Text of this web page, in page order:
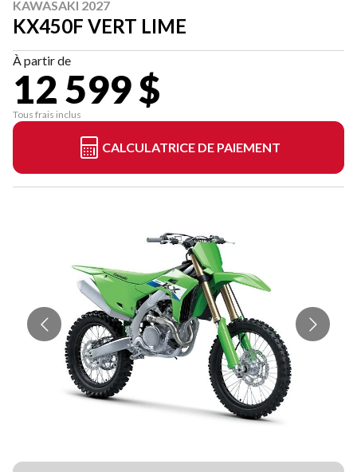
KAWASAKI 2027
KX450F VERT LIME
À partir de
12 599 $
Tous frais inclus
CALCULATRICE DE PAIEMENT